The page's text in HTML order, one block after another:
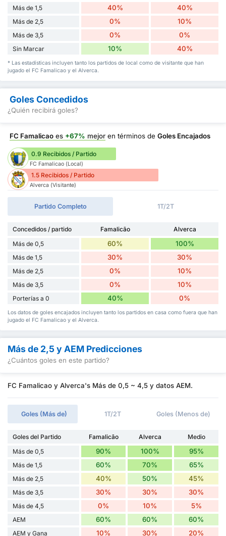
Más de 1,5 40% 40%
Más de 2,5 0% 10%
Más de 3,5 0% 0%
Sin Marcar 10% 40%
* Las estadísticas incluyen tanto los partidos de local como de visitante que han
jugado el FC Famalicao y el Alverca.
Goles Concedidos
¿Quién recibirá goles?
FC Famalicao es +67% mejor en términos de Goles Encajados
0.9 Recibidos / Partido
FC Famalicao (Local)
1.5 Recibidos / Partido
Alverca (Visitante)
Partido Completo 1T/2T
Concedidos / partido Famalicão
Alverca
Más de 0,5
60% 100%
Más de 1,5 30% 30%
Más de 2,5 0% 10%
Más de 3,5 0% 10%
Porterías a 0 40% 0%
Los datos de goles encajados incluyen tanto los partidos en casa como fuera que han
jugado el FC Famalicao y el Alverca.
Más de 2,5 y AEM Predicciones
¿Cuántos goles en este partido?
FC Famalicao y Alverca's Más de 0,5 ~ 4,5 y datos AEM.
Goles (Más de) 1T/2T Goles (Menos de)
Goles del Partido Famalicão Alverca
Medio
Más de 0,5
90% 100% 95%
Más de 1,5 60% 70% 65%
Más de 2,5 40% 50% 45%
Más de 3,5 30% 30% 30%
Más de 4,5 0% 10% 5%
AEM 60% 60% 60%
AEM y Gana 10% 30% 20%